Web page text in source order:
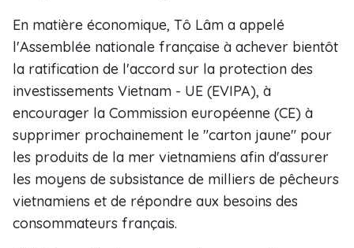
En matière économique, Tô Lâm a appelé
l'Assemblée nationale française à achever bientôt
la ratification de l'accord sur la protection des
investissements Vietnam - UE (EVIPA), à
encourager la Commission européenne (CE) à
supprimer prochainement le "carton jaune" pour
les produits de la mer vietnamiens afin d'assurer
les moyens de subsistance de milliers de pêcheurs
vietnamiens et de répondre aux besoins des
consommateurs français.